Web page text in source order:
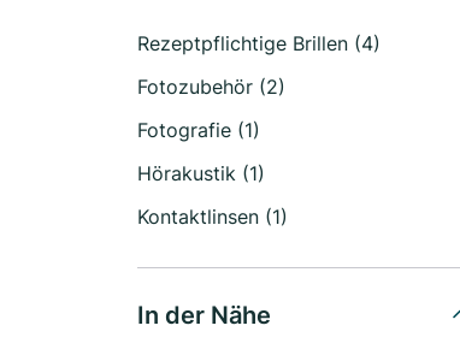
Rezeptpflichtige Brillen (4)
Fotozubehör (2)
Fotografie (1)
Hörakustik (1)
Kontaktlinsen (1)
In der Nähe